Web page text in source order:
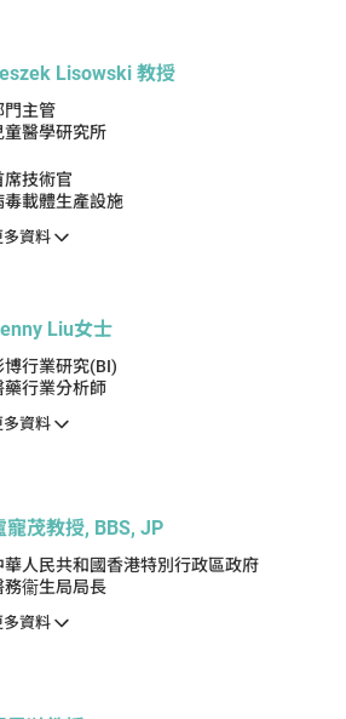
Lisowski 教授
門主管
童醫學研究所
席技術官
毒載體生產設施
多資料
Liu女士
博行業研究(BI)
藥行業分析師
多資料
寵茂教授, BBS, JP
華人民共和國香港特別行政區政府
務衞生局局長
多資料